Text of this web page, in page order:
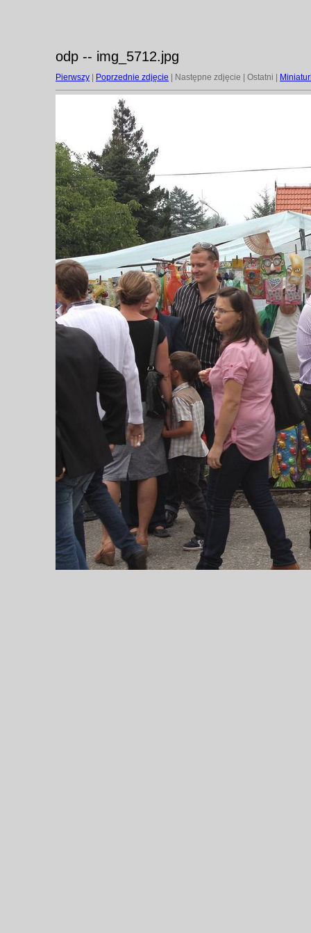
odp -- img_5712.jpg
Pierwszy Poprzednie zdjęcie | Następne zdjęcie | Ostatni |